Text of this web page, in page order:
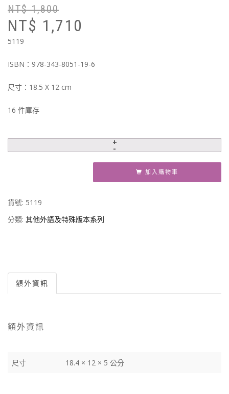
NT$1,800
NT$ 1,710
5119
ISBN：978-343-8051-19-6
尺寸：18.5 X 12 cm
16 件庫存
加入購物車
貨號: 5119
分類: 其他外語及特殊版本系列
額外資訊
額外資訊
尺寸 18.4 × 12 × 5 公分